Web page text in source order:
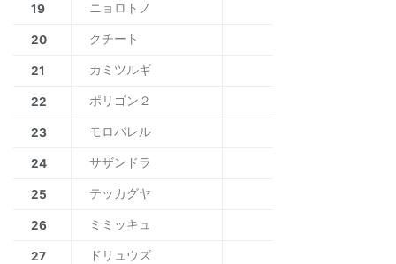
19 ニョロトノ
20 クチート
21 カミツルギ
22 ポリゴン２
23 モロバレル
24 サザンドラ
25 テッカグヤ
26 ミミッキュ
27 ドリュウズ